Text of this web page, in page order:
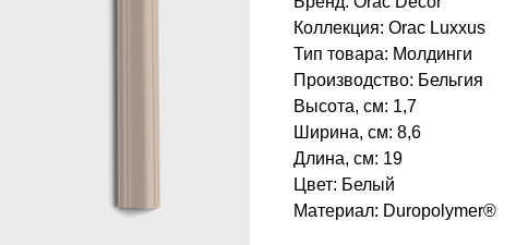
Коллекция: Orac Luxxus
Тип товара: Молдинги
Производство: Бельгия
Высота, см: 1,7
Ширина, см: 8,6
Длина, см: 19
Цвет: Белый
Материал: Duropolymer®